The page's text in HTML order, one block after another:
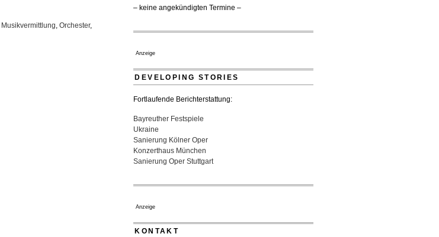
Musikvermittlung, Orchester,
17. Juli 2026 - 18:03 Uhr
Quatuor Ebène wird mit Bremer Musikfest-Preis
04. August 2026 - 13:30 Uhr
– keine angekündigten Termine –
Anzeige
DEVELOPING STORIES
Fortlaufende Berichterstattung:
Bayreuther Festspiele
Ukraine
Sanierung Kölner Oper
Konzerthaus München
Sanierung Oper Stuttgart
Anzeige
KONTAKT